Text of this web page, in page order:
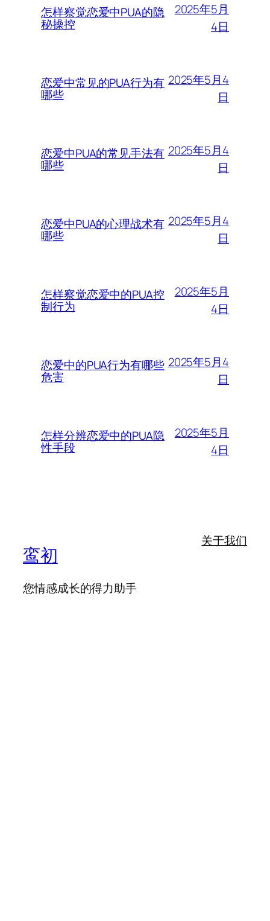
怎样察觉恋爱中PUA的隐
秘操控
2025年5月
4日
恋爱中常见的PUA行为有
哪些
2025年5月4
日
恋爱中PUA的常见手法有
哪些
2025年5月4
日
恋爱中PUA的心理战术有
哪些
2025年5月4
日
怎样察觉恋爱中的PUA控
制行为
2025年5月
4日
恋爱中的PUA行为有哪些
危害
2025年5月4
日
怎样分辨恋爱中的PUA隐
性手段
2025年5月
4日
鸾初
您情感成长的得力助手
关于我们